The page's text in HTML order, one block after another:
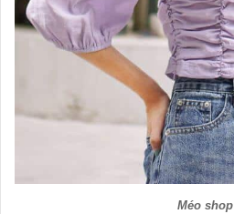
Méo shop